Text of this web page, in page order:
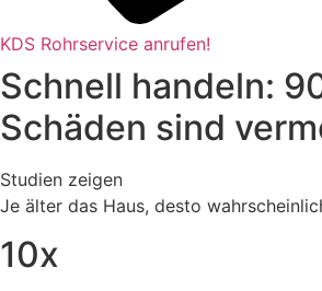
KDS Rohrservice anrufen!
Schnell handeln:
Schäden sind
Studien zeigen
Je älter das Haus, desto
10x